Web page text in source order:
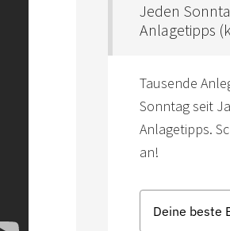
Jeden
Anlagetipps
Tausende
Sonntag seit
Anlagetipps.
an!